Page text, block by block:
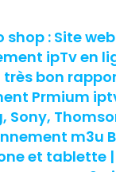
shop : Site
ipTv en
bon
Prmium
Sony,
m3u
et tablette